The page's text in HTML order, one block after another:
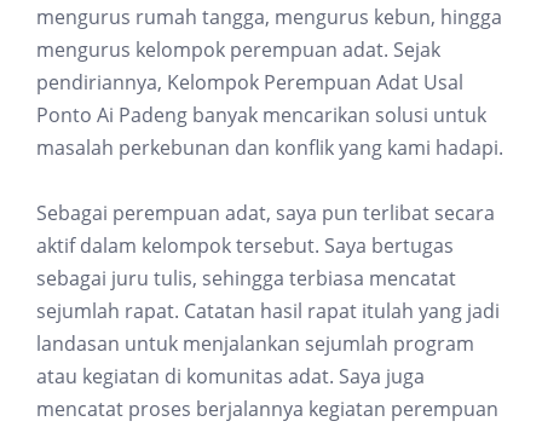
mengurus rumah tangga, mengurus kebun, hingga
mengurus kelompok perempuan adat. Sejak
pendiriannya, Kelompok Perempuan Adat Usal
Ponto Ai Padeng banyak mencarikan solusi untuk
masalah perkebunan dan konflik yang kami hadapi.
Sebagai perempuan adat, saya pun terlibat secara
aktif dalam kelompok tersebut. Saya bertugas
sebagai juru tulis, sehingga terbiasa mencatat
sejumlah rapat. Catatan hasil rapat itulah yang jadi
landasan untuk menjalankan sejumlah program
atau kegiatan di komunitas adat. Saya juga
mencatat proses berjalannya kegiatan perempuan